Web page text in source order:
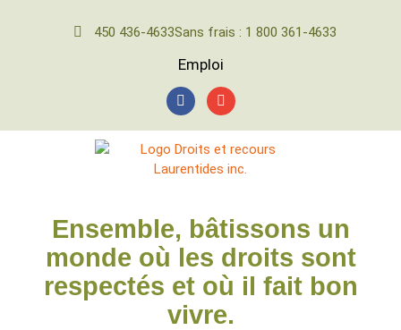
450 436-4633Sans frais : 1 800 361-4633
Emploi
Ensemble, bâtissons un
monde où les droits sont
respectés et où il fait bon
vivre.